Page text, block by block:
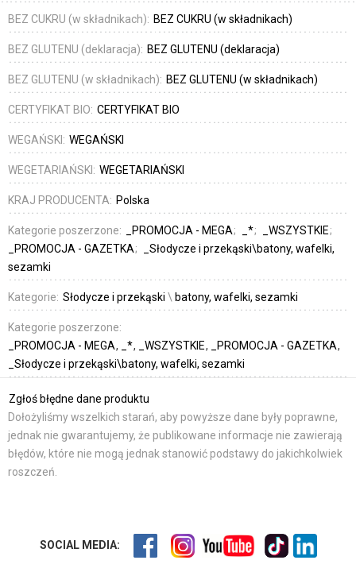
BEZ CUKRU (w składnikach): BEZ CUKRU (w składnikach)
BEZ GLUTENU (deklaracja): BEZ GLUTENU (deklaracja)
BEZ GLUTENU (w składnikach): BEZ GLUTENU (w składnikach)
CERTYFIKAT BIO: CERTYFIKAT BIO
WEGAŃSKI: WEGAŃSKI
WEGETARIAŃSKI: WEGETARIAŃSKI
KRAJ PRODUCENTA: Polska
Kategorie poszerzone: _PROMOCJA - MEGA _*
_WSZYSTKIE
_PROMOCJA - GAZETKA
_Słodycze i przekąski\batony, wafelki,
sezamki
Kategorie: Słodycze i przekąski \ batony, wafelki, sezamki
Kategorie poszerzone:
_PROMOCJA - MEGA
_* _WSZYSTKIE
_PROMOCJA - GAZETKA
_Słodycze i przekąski\batony, wafelki, sezamki
Zgłoś błędne dane produktu
Dołożyliśmy wszelkich starań, aby powyższe dane były poprawne,
jednak nie gwarantujemy, że publikowane informacje nie zawierają
błędów, które nie mogą jednak stanowić podstawy do jakichkolwiek
roszczeń.
SOCIAL MEDIA: